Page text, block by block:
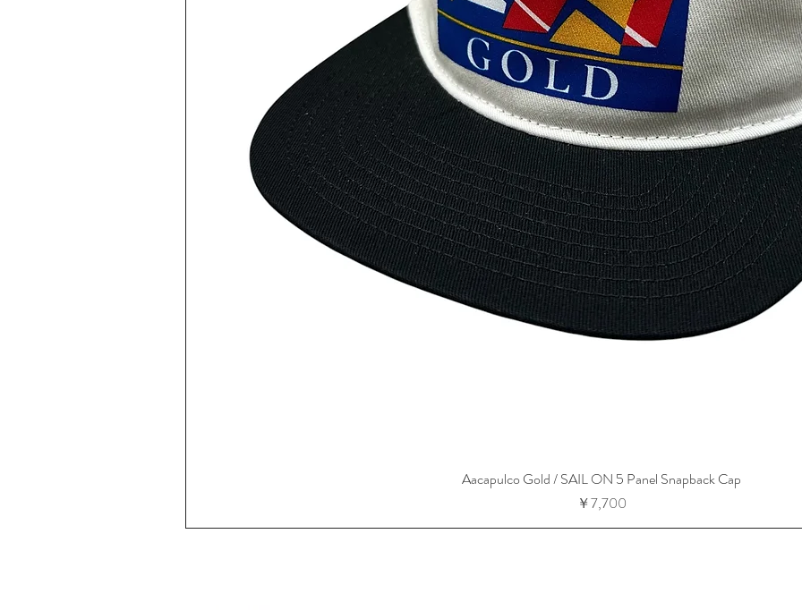
Aacapulco Gold / SAIL ON 5 Panel Snapback Cap
価格
￥7,700